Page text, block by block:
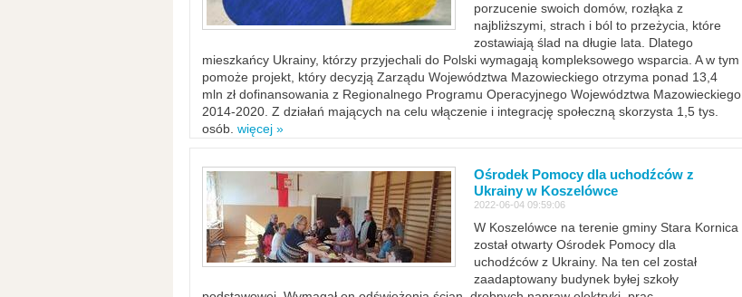
porzucenie swoich domów, rozłąka z
najbliższymi, strach i ból to przeżycia, które
zostawiają ślad na długie lata. Dlatego
mieszkańcy Ukrainy, którzy przyjechali do Polski wymagają kompleksowego wsparcia. A w tym
pomoże projekt, który decyzją Zarządu Województwa Mazowieckiego otrzyma ponad 13,4
mln zł dofinansowania z Regionalnego Programu Operacyjnego Województwa Mazowieckiego
2014-2020. Z działań mających na celu włączenie i integrację społeczną skorzysta 1,5 tys.
osób. więcej »
Ośrodek Pomocy dla uchodźców z
Ukrainy w Koszelówce
2022-06-04 09:59:06
W Koszelówce na terenie gminy Stara Kornica
został otwarty Ośrodek Pomocy dla
uchodźców z Ukrainy. Na ten cel został
zaadaptowany budynek byłej szkoły